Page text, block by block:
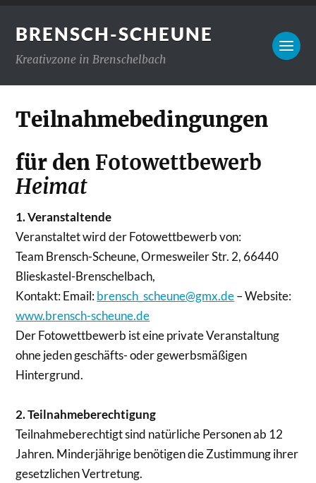
BRENSCH-SCHEUNE
Kreativzone in Brenschelbach
Teilnahmebedingungen
für den Fotowettbewerb
Heimat
1. Veranstaltende
Veranstaltet wird der Fotowettbewerb von:
Team Brensch-Scheune, Ormesweiler Str. 2, 66440
Blieskastel-Brenschelbach,
Kontakt: Email:brensch_scheune@gmx.de– Website:
www.brensch-scheune.de
Der Fotowettbewerb ist eine private Veranstaltung
ohne jeden geschäfts- oder gewerbsmäßigen
Hintergrund.
2. Teilnahmeberechtigung
Teilnahmeberechtigt sind natürliche Personen ab 12
Jahren. Minderjährige benötigen die Zustimmung ihrer
gesetzlichen Vertretung.